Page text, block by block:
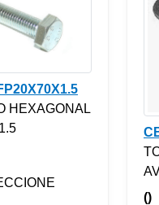
HEXAGONAL
()